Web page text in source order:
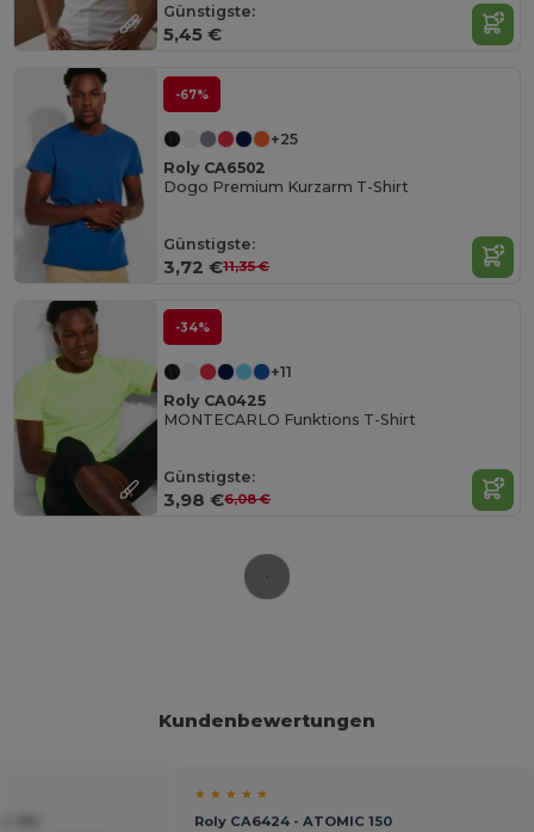
Günstigste:
5,45 €
-67%
+25
Roly CA6502
Dogo Premium Kurzarm T-Shirt
Günstigste:
3,72 €11,35 €
-34%
+11
Roly CA0425
MONTECARLO Funktions T-Shirt
Günstigste:
3,98 €6,08 €
Kundenbewertungen
★ ★ ★ ★ ★
Roly CA6424 - ATOMIC 150